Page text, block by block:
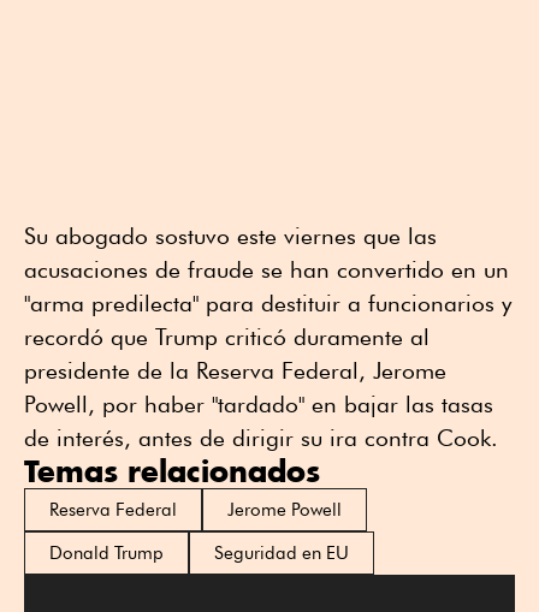
Su abogado sostuvo este viernes que las
acusaciones de fraude se han convertido en un
"arma predilecta" para destituir a funcionarios y
recordó que Trump criticó duramente al
presidente de la Reserva Federal, Jerome
Powell, por haber "tardado" en bajar las tasas
de interés, antes de dirigir su ira contra Cook.
Temas relacionados
Reserva Federal
Jerome Powell
Donald Trump
Seguridad en EU